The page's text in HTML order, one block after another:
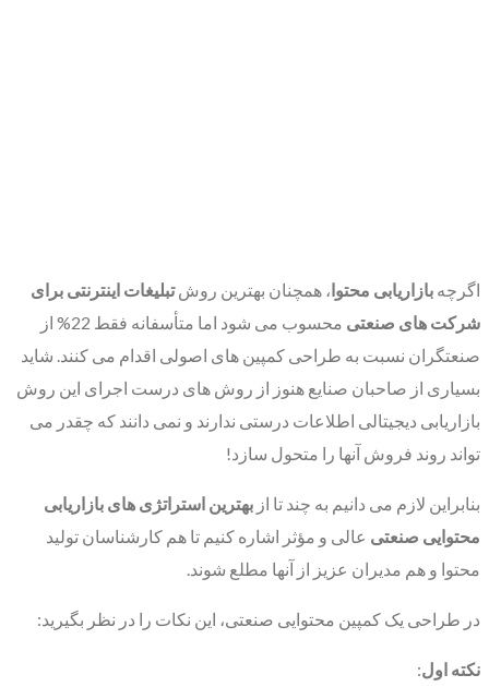
اگرچه بازاریابی محتوا، همچنان بهترین روشتبلیغات اینترنتی برای
شرکت های صنعتی
محسوب می شود اما متأسفانه فقط 22% از
صنعتگران نسبت به طراحی کمپین های اصولی اقدام می کنند. شاید
بسیاری از صاحبان صنایع هنوز از روش های درست اجرای این روش
بازاریابی دیجیتالی اطلاعات درستی ندارند و نمی دانند که چقدر می
تواند روند فروش آنها را متحول سازد!
بنابراین لازم می دانیم به چند تا از بهترین استراتژی های بازاریابی
محتوایی صنعتی عالی و مؤثر اشاره کنیم تا هم کارشناسان تولید
محتوا و هم مدیران عزیز از آنها مطلع شوند.
در طراحی یک کمپین محتوایی صنعتی، این نکات را در نظر بگیرید:
نکته اول: